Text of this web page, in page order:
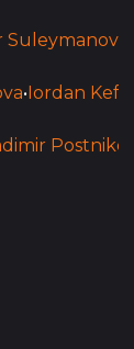
Suleymanov
• Iordan